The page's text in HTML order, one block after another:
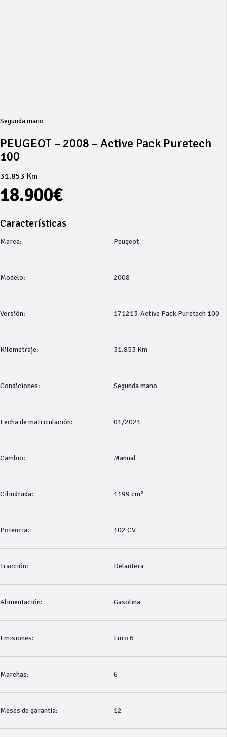
Segunda mano
PEUGEOT – 2008 – Active Pack Puretech
100
31.853 Km
18.900€
Características
Marca: Peugeot
Modelo: 2008
Versión: 171213-Active Pack Puretech 100
Kilometraje: 31.853 Km
Condiciones: Segunda mano
Fecha de matriculación: 01/2021
Cambio: Manual
Cilindrada: 1199 cm³
Potencia: 102 CV
Tracción: Delantera
Alimentación: Gasolina
Emisiones: Euro 6
Marchas: 6
Meses de garantía: 12